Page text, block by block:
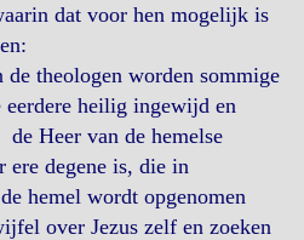
dat voor hen mogelijk is
theologen worden sommige
heilig ingewijd en
Heer van de hemelse
ere degene is, die in
hemel wordt opgenomen
over Jezus zelf en zoeken